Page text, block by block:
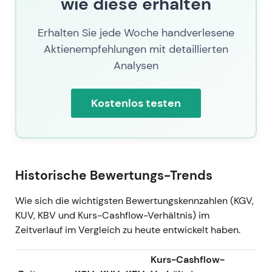
Vonovia meldete, das Geschäftsjahr 2024 am
oberen Ende der Prognose abgeschlossen zu
haben, und beschrieb eine Rückkehr zum
Wachstum im Zuge der fortschreitenden
[58].
Die Stimmung hellte sich auf, da das
„Integration und Cashflow-Erholung".
Handelsspannen auf Basis verbesserter
Fundamentaldaten.
2025 (nach den außerordentlichen
Erhalten Sie jede Woche handverlesene
Aktienempfehlungen mit detaillierten
Analysen
Kostenlos testen
Historische Bewertungs-Trends
Wie sich die wichtigsten Bewertungskennzahlen (KGV,
KUV, KBV und Kurs-Cashflow-Verhältnis) im
Zeitverlauf im Vergleich zu heute entwickelt haben.
Kurs-Cashflow-